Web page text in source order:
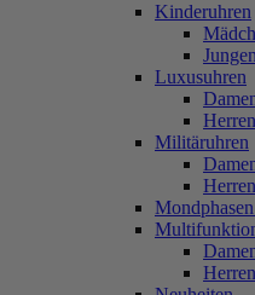
Kinderuhren
Jungen
Luxusuhren
Herren
Militäruhren
Herren
Herren